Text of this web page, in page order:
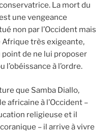
La mort du
une vengeance
non par l’Occident mais
Afrique très exigeante,
de ne lui proposer
l’obéissance à l’ordre.
que Samba Diallo,
africaine à l’Occident –
religieuse et il
– il arrive à vivre